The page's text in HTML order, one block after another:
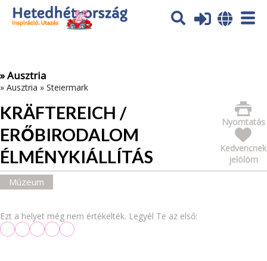
Az oldal sütiket (cookies) használ. További tájékoztatás itt:
Adatvédelmi tájékoztató
» Ausztria
» Ausztria » Steiermark
KRÄFTEREICH /
ERŐBIRODALOM
ÉLMÉNYKIÁLLÍTÁS
Nyomtatás
Kedvencnek
jelölöm
Múzeum
Ezt a helyet még nem értékelték. Legyél Te az első: